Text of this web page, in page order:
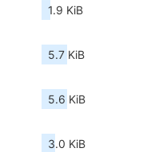
1.9 KiB
5.7 KiB
5.6 KiB
3.0 KiB